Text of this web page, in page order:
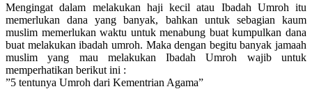
Mengingat dalam melakukan haji kecil atau Ibadah Umroh itu
memerlukan dana yang banyak, bahkan untuk sebagian kaum
muslim memerlukan waktu untuk menabung buat kumpulkan dana
buat melakukan ibadah umroh. Maka dengan begitu banyak jamaah
muslim yang mau melakukan Ibadah Umroh wajib untuk
memperhatikan berikut ini :
”5 tentunya Umroh dari Kementrian Agama”